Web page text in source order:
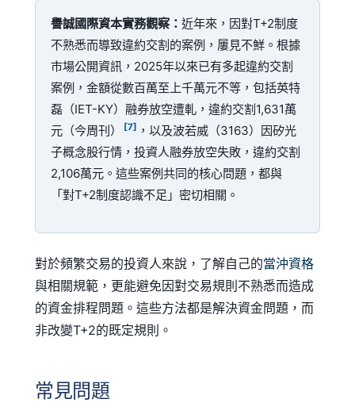
譽誠國際資本實務觀察：近年來，因對T+2制度
不熟悉而導致違約交割的案例，屢見不鮮。根據
市場公開資訊，2025年以來已有多起違約交割
案例，金額從數百萬至上千萬元不等，包括英特
磊（IET-KY）融券放空遭軋，違約交割1,631萬
元 （今周刊） [7] ，以及波若威（3163）因矽光
子概念股行情，投資人融券放空失敗，違約交割
2,106萬元 。這些案例共同的核心問題，都與
「對T+2制度認識不足」密切相關。
對於頻繁交易的投資人來說，了解自己的當沖資格
與相關規範，更能避免因對交易規則不熟悉而造成
的資金排程問題。這些方法都是解決資金問題，而
非改變T+2的既定規則。
常見問題